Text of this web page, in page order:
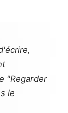
"Regarder
le